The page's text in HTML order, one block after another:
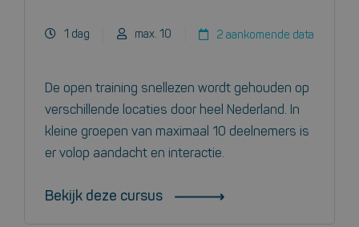
1 dag max. 10 2 aankomende data
De open training snellezen wordt gehouden op
verschillende locaties door heel Nederland. In
kleine groepen van maximaal 10 deelnemers is
er volop aandacht en interactie.
Bekijk deze cursus